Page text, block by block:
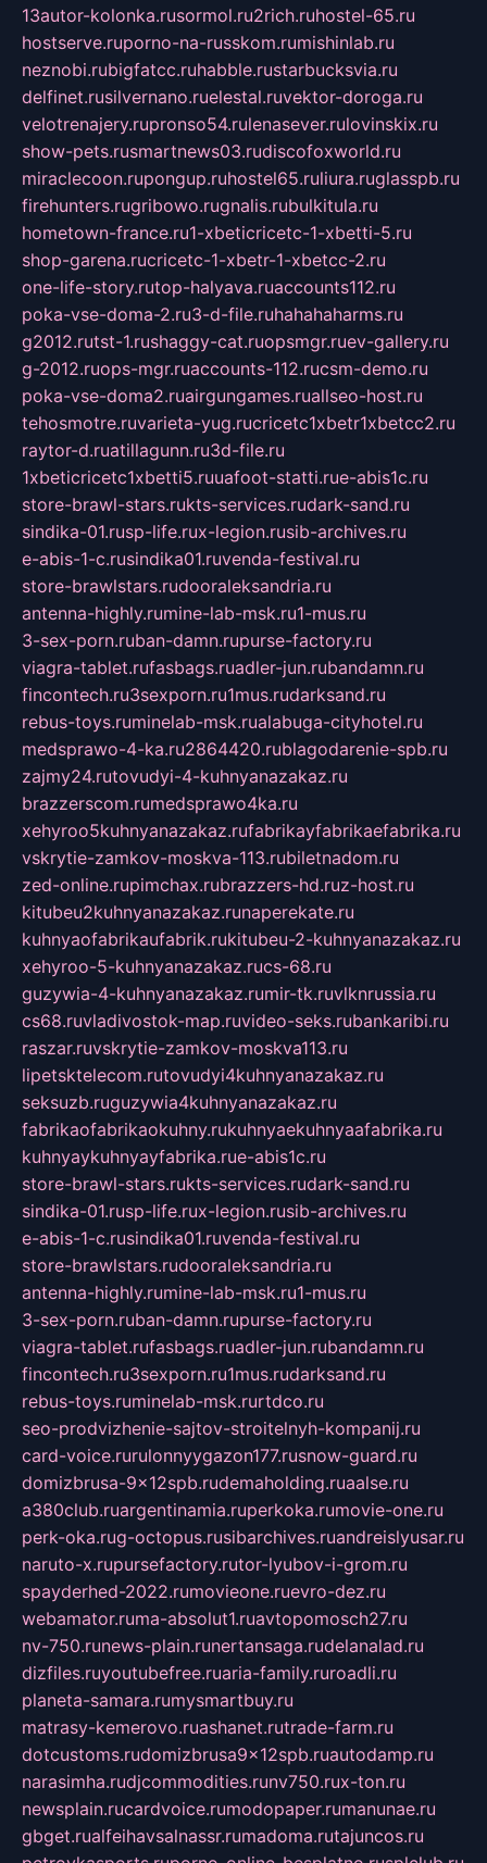
13autor-kolonka.rusormol.ru2rich.ruhostel-65.ru
hostserve.ruporno-na-russkom.rumishinlab.ru
neznobi.rubigfatcc.ruhabble.rustarbucksvia.ru
delfinet.rusilvernano.ruelestal.ruvektor-doroga.ru
velotrenajery.rupronso54.rulenasever.rulovinskix.ru
show-pets.rusmartnews03.rudiscofoxworld.ru
miraclecoon.rupongup.ruhostel65.ruliura.ruglasspb.ru
firehunters.rugribowo.rugnalis.rubulkitula.ru
hometown-france.ru1-xbeticricetc-1-xbetti-5.ru
shop-garena.rucricetc-1-xbetr-1-xbetcc-2.ru
one-life-story.rutop-halyava.ruaccounts112.ru
poka-vse-doma-2.ru3-d-file.ruhahahaharms.ru
g2012.rutst-1.rushaggy-cat.ruopsmgr.ruev-gallery.ru
g-2012.ruops-mgr.ruaccounts-112.rucsm-demo.ru
poka-vse-doma2.ruairgungames.ruallseo-host.ru
tehosmotre.ruvarieta-yug.rucricetc1xbetr1xbetcc2.ru
raytor-d.ruatillagunn.ru3d-file.ru
1xbeticricetc1xbetti5.ruuafoot-statti.rue-abis1c.ru
store-brawl-stars.rukts-services.rudark-sand.ru
sindika-01.rusp-life.rux-legion.rusib-archives.ru
e-abis-1-c.rusindika01.ruvenda-festival.ru
store-brawlstars.rudooraleksandria.ru
antenna-highly.rumine-lab-msk.ru1-mus.ru
3-sex-porn.ruban-damn.rupurse-factory.ru
viagra-tablet.rufasbags.ruadler-jun.rubandamn.ru
fincontech.ru3sexporn.ru1mus.rudarksand.ru
rebus-toys.ruminelab-msk.rualabuga-cityhotel.ru
medsprawo-4-ka.ru2864420.rublagodarenie-spb.ru
zajmy24.rutovudyi-4-kuhnyanazakaz.ru
brazzerscom.rumedsprawo4ka.ru
xehyroo5kuhnyanazakaz.rufabrikayfabrikaefabrika.ru
vskrytie-zamkov-moskva-113.rubiletnadom.ru
zed-online.rupimchax.rubrazzers-hd.ruz-host.ru
kitubeu2kuhnyanazakaz.runaperekate.ru
kuhnyaofabrikaufabrik.rukitubeu-2-kuhnyanazakaz.ru
xehyroo-5-kuhnyanazakaz.rucs-68.ru
guzywia-4-kuhnyanazakaz.rumir-tk.ruvlknrussia.ru
cs68.ruvladivostok-map.ruvideo-seks.rubankaribi.ru
raszar.ruvskrytie-zamkov-moskva113.ru
lipetsktelecom.rutovudyi4kuhnyanazakaz.ru
seksuzb.ruguzywia4kuhnyanazakaz.ru
fabrikaofabrikaokuhny.rukuhnyaekuhnyaafabrika.ru
kuhnyaykuhnyayfabrika.rue-abis1c.ru
store-brawl-stars.rukts-services.rudark-sand.ru
sindika-01.rusp-life.rux-legion.rusib-archives.ru
e-abis-1-c.rusindika01.ruvenda-festival.ru
store-brawlstars.rudooraleksandria.ru
antenna-highly.rumine-lab-msk.ru1-mus.ru
3-sex-porn.ruban-damn.rupurse-factory.ru
viagra-tablet.rufasbags.ruadler-jun.rubandamn.ru
fincontech.ru3sexporn.ru1mus.rudarksand.ru
rebus-toys.ruminelab-msk.rurtdco.ru
seo-prodvizhenie-sajtov-stroitelnyh-kompanij.ru
card-voice.rurulonnyygazon177.rusnow-guard.ru
domizbrusa-9x12spb.rudemaholding.ruaalse.ru
a380club.ruargentinamia.ruperkoka.rumovie-one.ru
perk-oka.rug-octopus.rusibarchives.ruandreislyusar.ru
naruto-x.rupursefactory.rutor-lyubov-i-grom.ru
spayderhed-2022.rumovieone.ruevro-dez.ru
webamator.ruma-absolut1.ruavtopomosch27.ru
nv-750.runews-plain.runertansaga.rudelanalad.ru
dizfiles.ruyoutubefree.ruaria-family.ruroadli.ru
planeta-samara.rumysmartbuy.ru
matrasy-kemerovo.ruashanet.rutrade-farm.ru
dotcustoms.rudomizbrusa9x12spb.ruautodamp.ru
narasimha.rudjcommodities.runv750.rux-ton.ru
newsplain.rucardvoice.rumodopaper.rumanunae.ru
gbget.rualfeihavsalnassr.rumadoma.rutajuncos.ru